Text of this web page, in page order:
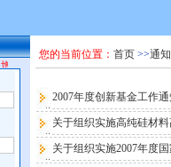
值服务。
您的当前位置： 首页 >>通
2007年度创新基金工作通
关于组织实施高纯硅材
关于组织实施2007年度